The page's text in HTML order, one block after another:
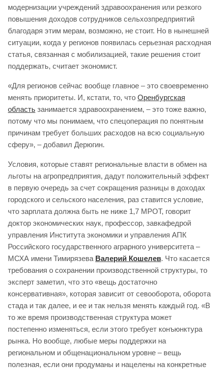
модернизации учреждений здравоохранения или резкого
повышения доходов сотрудников сельхозпредприятий
благодаря этим мерам, возможно, не стоит. Но в нынешней
ситуации, когда у регионов появилась серьезная расходная
статья, связанная с мобилизацией, такие решения стоит
поддержать, считает экономист.
«Для регионов сейчас вообще главное – это своевременно
менять приоритеты. И, кстати, то, что Оренбургская
область занимается здравоохранением, – это тоже важно,
потому что мы понимаем, что спецоперация по понятным
причинам требует больших расходов на всю социальную
сферу», – добавил Дерюгин.
Условия, которые ставят региональные власти в обмен на
льготы на агропредприятия, дадут положительный эффект
в первую очередь за счет сокращения разницы в доходах
городского и сельского населения, раз ставится условие,
что зарплата должна быть не ниже 1,7 МРОТ, говорит
доктор экономических наук, профессор, завкафедрой
управления Института экономики и управления АПК
Российского государственного аграрного университета –
МСХА имени Тимирязева Валерий Кошелев. Что касается
требования о сохранении производственной структуры, то
эксперт заметил, что это «вещь достаточно
консервативная», которая зависит от севооборота, оборота
стада и так далее, и ее и так нельзя менять каждый год. «В
то же время производственная структура может
постепенно изменяться, если этого требует конъюнктура
рынка. Но вообще, любые меры поддержки на
региональном и общенациональном уровне – вещь
полезная, если они продуманы и нацелены на конкретные